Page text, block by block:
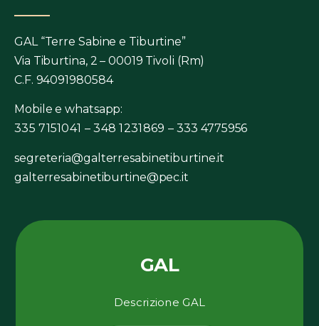
GAL “Terre Sabine e Tiburtine”
Via Tiburtina, 2 – 00019 Tivoli (Rm)
C.F. 94091980584
Mobile e whatsapp:
335 7151041 – 348 1231869 –333 4775956
segreteria@galterresabinetiburtine.it
galterresabinetiburtine@pec.it
GAL
Descrizione GAL